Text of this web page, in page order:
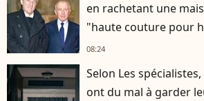
en rachetant une
"haute couture pour
08:24
Selon Les
ont du mal à garder